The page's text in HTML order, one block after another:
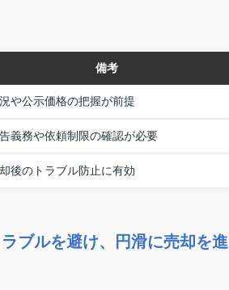
備考
や公示価格の把握が前提
義務や依頼制限の確認が必要
後のトラブル防止に有効
ブルを避け、円滑に売却を進